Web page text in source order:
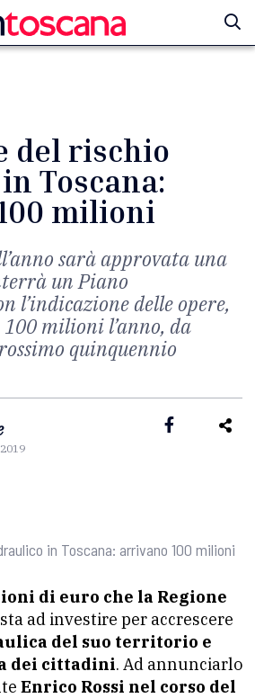
del rischio
Toscana:
milioni
sarà approvata una
un Piano
l’indicazione delle opere,
milioni l’anno, da
quinquennio
in Toscana: arrivano 100 milioni
di euro che la Regione
ad investire per accrescere
del suo territorio e
dei cittadini. Ad annunciarlo
Enrico Rossi nel corso del